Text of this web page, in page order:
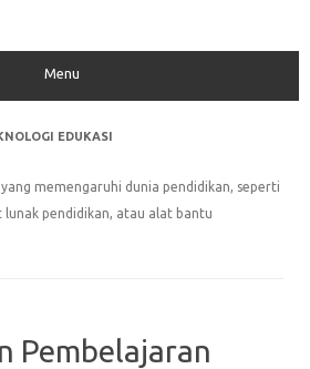
Menu
EDUKASI
memengaruhi dunia pendidikan, seperti
lunak pendidikan, atau alat bantu
Pembelajaran